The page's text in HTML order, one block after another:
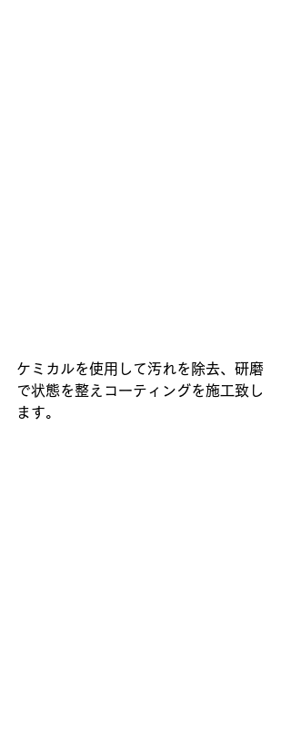
ケミカルを使用して汚れを除去、研磨
で状態を整えコーティングを施工致し
ます。